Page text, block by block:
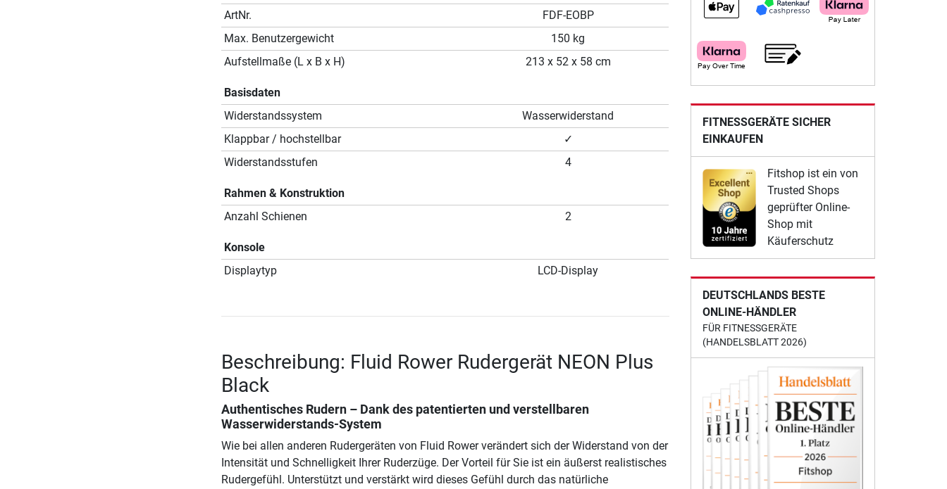
ArtNr.
FDF-EOBP
Max. Benutzergewicht
150 kg
Aufstellmaße (L x B x H)
213 x 52 x 58 cm
Basisdaten
Widerstandssystem
Wasserwiderstand
Klappbar / hochstellbar
✓
Widerstandsstufen
4
Rahmen & Konstruktion
Anzahl Schienen
2
Konsole
Displaytyp
LCD-Display
Beschreibung: Fluid Rower Rudergerät NEON Plus
Black
Authentisches Rudern – Dank des patentierten und verstellbaren
Wasserwiderstands-System
Wie bei allen anderen Rudergeräten von Fluid Rower verändert sich der Widerstand von der
Intensität und Schnelligkeit Ihrer Ruderzüge. Der Vorteil für Sie ist ein äußerst realistisches
Rudergefühl. Unterstützt und verstärkt wird dieses Gefühl durch das natürliche
FITNESSGERÄTE SICHER
EINKAUFEN
Fitshop ist ein von
Trusted Shops
geprüfter Online-
Shop mit
Käuferschutz
DEUTSCHLANDS BESTE
ONLINE-HÄNDLER
FÜR FITNESSGERÄTE
(HANDELSBLATT 2026)